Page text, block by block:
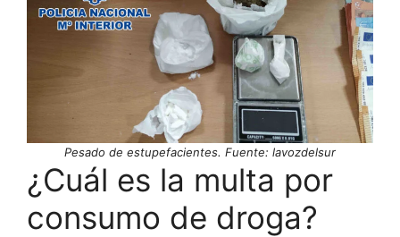
Pesado de estupefacientes. Fuente: lavozdelsur
¿Cuál es la multa por
consumo de droga?